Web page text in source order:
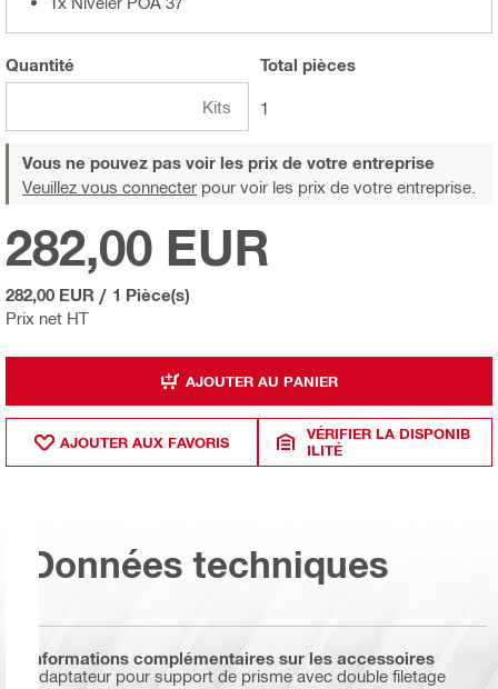
Quantité
Kits
Total pièces
1
Vous ne pouvez pas voir les prix de votre entreprise
Veuillez vous connecter pour voir les prix de votre entreprise.
Prix net HT
282,00 EUR
282,00 EUR / 1 Pièce(s)
AJOUTER AU PANIER
AJOUTER AUX FAVORIS
VÉRIFIER LA DISPONIB
ILITÉ
Données techniques
Informations complémentaires sur les accessoires
Adaptateur pour support de prisme avec double filetage